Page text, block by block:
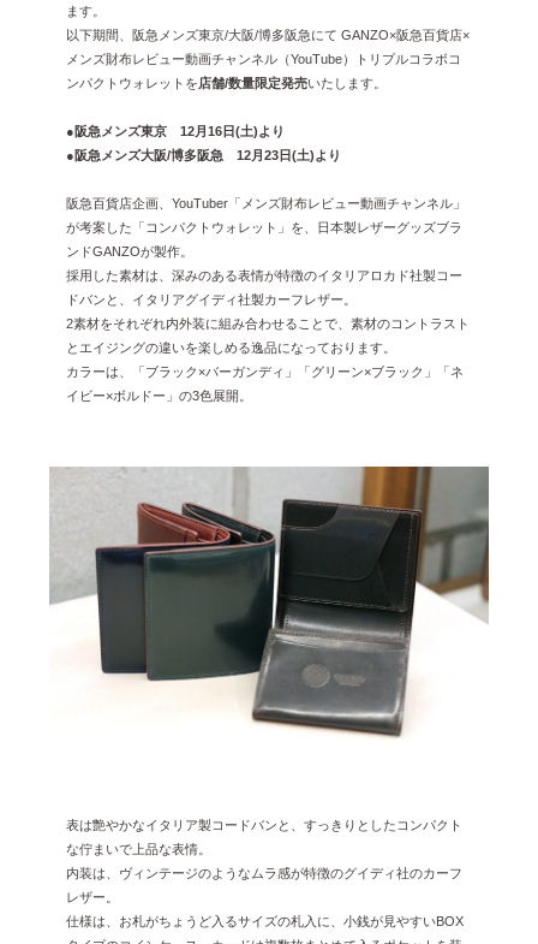
2025年3月 [1]
2025年1月 [1]
2024年11月 [5]
2024年10月 [5]
2024年9月 [5]
2024年8月 [2]
2024年4月 [3]
2024年3月 [10]
2024年2月 [1]
2024年1月 [1]
2023年12月 [7]
2023年11月 [6]
2023年6月 [5]
2023年5月 [4]
ます。
以下期間、阪急メンズ東京/大阪/博多阪急にて GANZO×阪急百貨店×
メンズ財布レビュー動画チャンネル（YouTube）トリプルコラボコ
ンパクトウォレットを店舗/数量限定発売いたします。
●阪急メンズ東京 12月16日(土)より
●阪急メンズ大阪/博多阪急 12月23日(土)より
阪急百貨店企画、YouTuber「メンズ財布レビュー動画チャンネル」
が考案した「コンパクトウォレット」を、日本製レザーグッズブラ
ンドGANZOが製作。
採用した素材は、深みのある表情が特徴のイタリアロカド社製コー
ドバンと、イタリアグイディ社製カーフレザー。
2素材をそれぞれ内外装に組み合わせることで、素材のコントラスト
とエイジングの違いを楽しめる逸品になっております。
カラーは、「ブラック×バーガンディ」「グリーン×ブラック」「ネ
イビー×ボルドー」の3色展開。
表は艶やかなイタリア製コードバンと、すっきりとしたコンパクト
な佇まいで上品な表情。
内装は、ヴィンテージのようなムラ感が特徴のグイディ社のカーフ
レザー。
仕様は、お札がちょうど入るサイズの札入に、小銭が見やすいBOX